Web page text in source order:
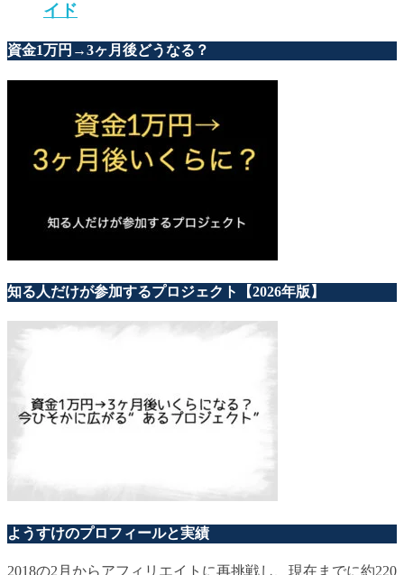
イド
資金1万円→3ヶ月後どうなる？
知る人だけが参加するプロジェクト【2026年版】
ようすけのプロフィールと実績
2018の2月からアフィリエイトに再挑戦し、現在までに約220